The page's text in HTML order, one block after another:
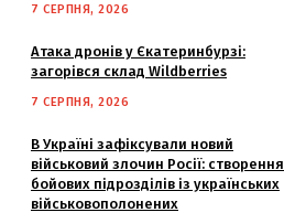
7 СЕРПНЯ, 2026
Атака дронів у Єкатеринбурзі:
загорівся склад Wildberries
7 СЕРПНЯ, 2026
В Україні зафіксували новий
військовий злочин Росії: створення
бойових підрозділів із українських
військовополонених